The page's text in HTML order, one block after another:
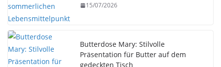
15/07/2026
Butterdose Mary: Stilvolle
Präsentation für Butter auf dem
gedeckten Tisch